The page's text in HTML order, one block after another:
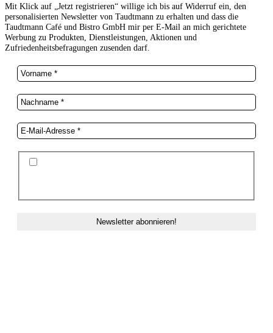
Mit Klick auf „Jetzt registrieren“ willige ich bis auf Widerruf ein, den
personalisierten Newsletter von Taudtmann zu erhalten und dass die
Taudtmann Café und Bistro GmbH mir per E-Mail an mich gerichtete
Werbung zu Produkten, Dienstleistungen, Aktionen und
Zufriedenheitsbefragungen zusenden darf.